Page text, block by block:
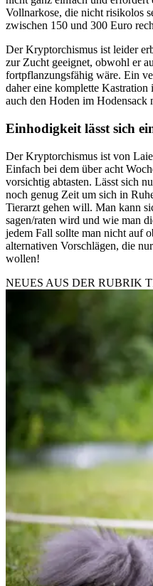
Vollnarkose, die nicht risikolos
zwischen 150 und 300 Euro
Der Kryptorchismus ist leider
zur Zucht geeignet, obwohl er
fortpflanzungsfähig wäre. Ein
daher eine komplette
auch den Hoden im Hodensack
Einhodigkeit lässt sich
Der Kryptorchismus ist von
Einfach bei dem über acht
vorsichtig abtasten. Lässt sich
noch genug Zeit um sich in
Tierarzt gehen will. Man kann
sagen/raten wird und wie man
jedem Fall sollte man nicht auf
alternativen Vorschlägen, die
wollen!
NEUES AUS DER RUBRIK